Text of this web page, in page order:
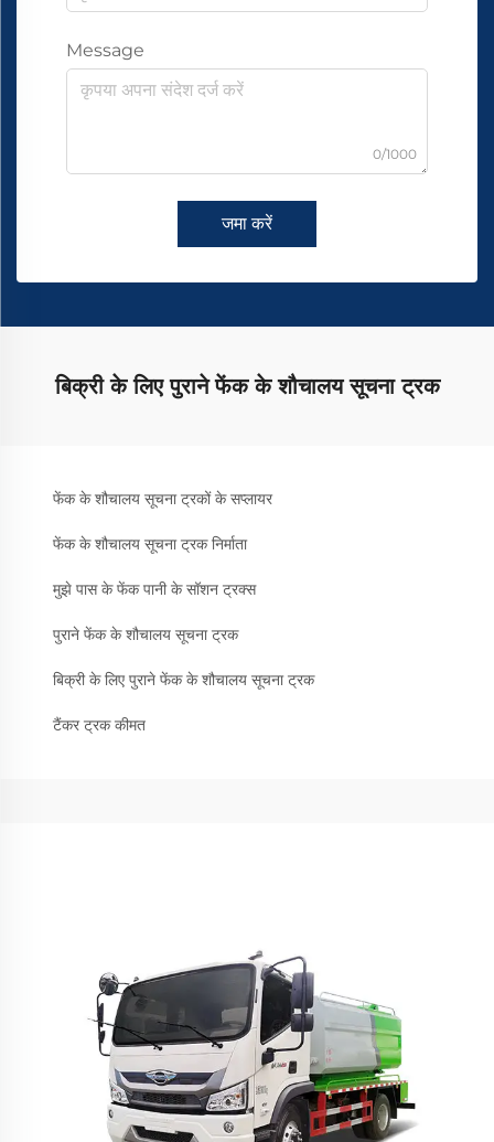
Message
0/1000
जमा करें
बिक्री के लिए पुराने फेंक के शौचालय सूचना ट्रक
फेंक के शौचालय सूचना ट्रकों के सप्लायर
फेंक के शौचालय सूचना ट्रक निर्माता
मुझे पास के फेंक पानी के सॉशन ट्रक्स
पुराने फेंक के शौचालय सूचना ट्रक
बिक्री के लिए पुराने फेंक के शौचालय सूचना ट्रक
टैंकर ट्रक कीमत